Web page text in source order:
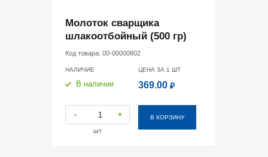
Молоток сварщика
шлакоотбойный (500 гр)
Код товара: 00-00000802
НАЛИЧИЕ
В наличии
ЦЕНА ЗА 1 ШТ
369.00 ₽
- +
шт
В КОРЗИНУ